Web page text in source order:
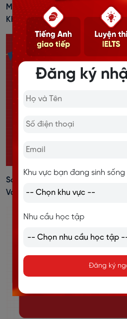
Mẹo Phân Biệt A - An - The Trong
Không Còn Nhầm Lẫn
So Sánh Nhất Và So Sánh Hơn
Và Bài Tập
Đăng ký
Khu vực bạn đang sinh sống
Nhu cầu học tập
Đăng ký